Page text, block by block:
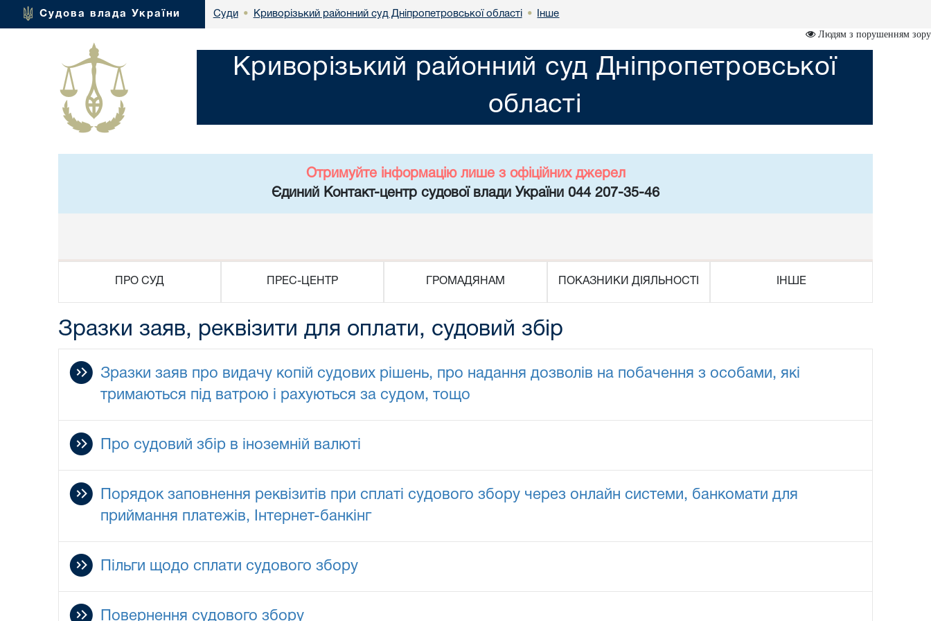
Судова влада України Суди • Криворізький районний суд Дніпропетровської області • Інше
Людям з порушенням зору
Криворізький районний суд Дніпропетровської
області
Отримуйте інформацію лише з офіційних джерел
Єдиний Контакт-центр судової влади України 044 207-35-46
ПРО СУД ПРЕС-ЦЕНТР ГРОМАДЯНАМ ПОКАЗНИКИ ДІЯЛЬНОСТІ ІНШЕ
Зразки заяв, реквізити для оплати, судовий збір
Зразки заяв про видачу копій судових рішень, про надання дозволів на побачення з особами, які
тримаються під ватрою і рахуються за судом, тощо
Про судовий збір в іноземній валюті
Порядок заповнення реквізитів при сплаті судового збору через онлайн системи, банкомати для
приймання платежів, Інтернет-банкінг
Пільги щодо сплати судового збору
Повернення судового збору